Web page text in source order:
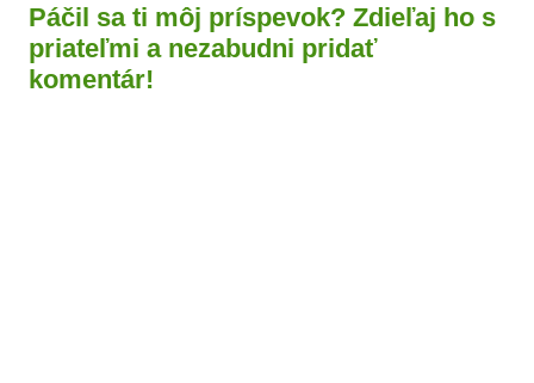
Páčil sa ti môj príspevok? Zdieľaj ho s
priateľmi a nezabudni pridať
komentár!